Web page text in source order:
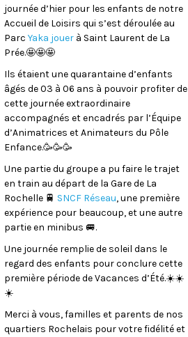
journée d’hier pour les enfants de notre
Accueil de Loisirs qui s’est déroulée au
Parc Yaka jouer à Saint Laurent de La
Prée.🤩🤩🤩
Ils étaient une quarantaine d’enfants
âgés de 03 à 06 ans à pouvoir profiter de
cette journée extraordinaire
accompagnés et encadrés par l’Équipe
d’Animatrices et Animateurs du Pôle
Enfance.🥳🥳🥳
Une partie du groupe a pu faire le trajet
en train au départ de la Gare de La
Rochelle 🚆 SNCF Réseau, une première
expérience pour beaucoup, et une autre
partie en minibus 🚐.
Une journée remplie de soleil dans le
regard des enfants pour conclure cette
première période de Vacances d’Été.☀️☀️
☀️
Merci à vous, familles et parents de nos
quartiers Rochelais pour votre fidélité et